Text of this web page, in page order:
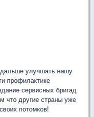
дальше улучшать нашу
профилактике
сервисных бригад
что другие страны уже
потомков!